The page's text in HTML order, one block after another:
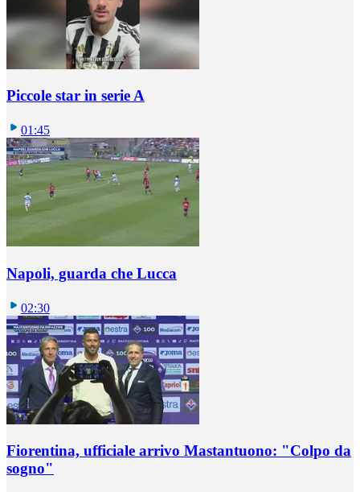
Piccole star in serie A
01:45
Napoli, guarda che Lucca
02:30
Fiorentina, ufficiale arrivo Mastantuono: "Colpo da
sogno"